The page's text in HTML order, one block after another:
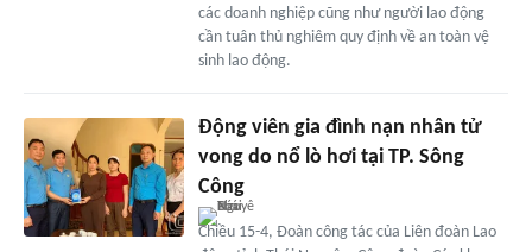
các doanh nghiệp cũng như người lao động
cần tuân thủ nghiêm quy định về an toàn vệ
sinh lao động.
Động viên gia đình nạn nhân tử
vong do nổ lò hơi tại TP. Sông
Công
Chiều 15-4, Đoàn công tác của Liên đoàn Lao